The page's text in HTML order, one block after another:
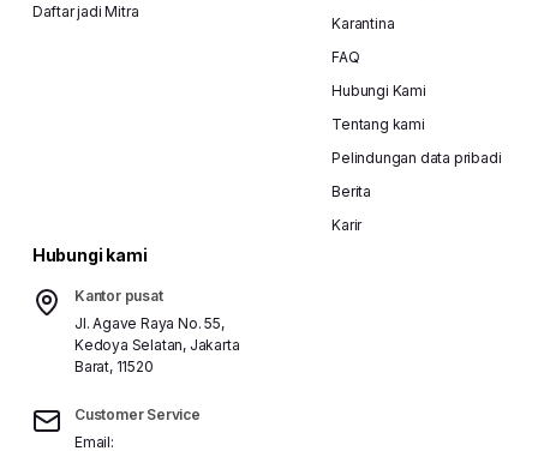
Daftar jadi Mitra
Karantina
FAQ
Hubungi Kami
Tentang kami
Pelindungan data pribadi
Berita
Karir
Hubungi kami
Kantor pusat
Jl. Agave Raya No. 55,
Kedoya Selatan, Jakarta
Barat, 11520
Customer Service
Email: